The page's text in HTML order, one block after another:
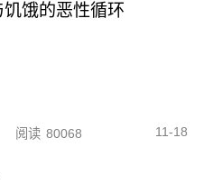
饿的恶性循环
阅读 80068 11-18